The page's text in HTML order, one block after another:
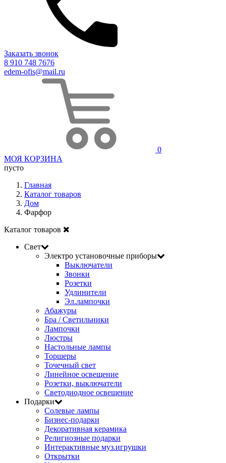
Заказать звонок
8 910 748 7676
edem-ofis@mail.ru
0
МОЯ КОРЗИНА
пусто
Главная
Каталог товаров
Дом
Фарфор
Каталог товаров
Свет
Электро установочные приборы
Выключатели
Звонки
Розетки
Удлинители
Эл.лампочки
Абажуры
Бра / Светильники
Лампочки
Люстры
Настольные лампы
Торшеры
Точечный свет
Линейное освещение
Розетки, выключатели
Светодиодное освещение
Подарки
Солевые лампы
Бизнес-подарки
Декоративная керамика
Религиозные подарки
Интерактивные муз.игрушки
Открытки